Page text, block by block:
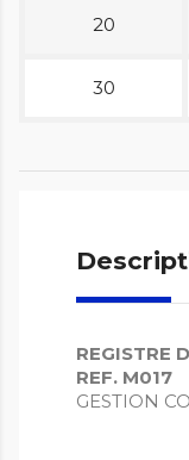
20
30
REGISTRE
REF. M017
GESTION